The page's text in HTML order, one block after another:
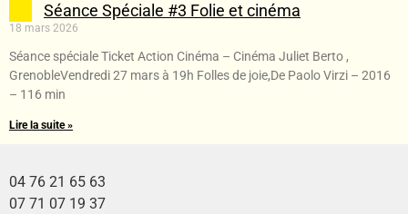
Séance Spéciale #3 Folie et cinéma
18 mars 2026
Séance spéciale Ticket Action Cinéma – Cinéma Juliet Berto ,
GrenobleVendredi 27 mars à 19h Folles de joie,De Paolo Virzi – 2016
– 116 min
Lire la suite »
04 76 21 65 63
07 71 07 19 37